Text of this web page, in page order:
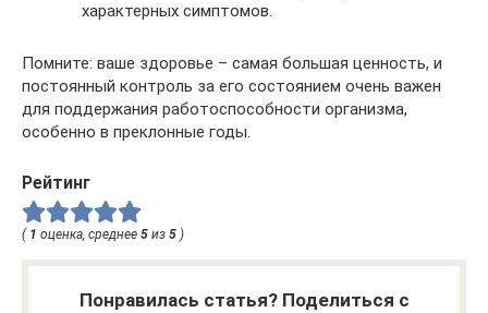
характерных симптомов.
Помните: ваше здоровье – самая большая ценность, и
постоянный контроль за его состоянием очень важен
для поддержания работоспособности организма,
особенно в преклонные годы.
Рейтинг
( 1 оценка, среднее 5 из 5 )
Понравилась статья? Поделиться с